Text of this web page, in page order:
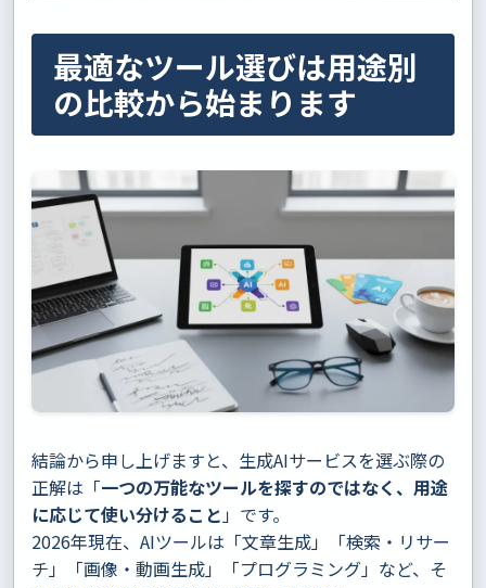
最適なツール選びは用途別
の比較から始まります
結論から申し上げますと、生成AIサービスを選ぶ際の
正解は「一つの万能なツールを探すのではなく、用途
に応じて使い分けること」です。
2026年現在、AIツールは「文章生成」「検索・リサー
チ」「画像・動画生成」「プログラミング」など、そ